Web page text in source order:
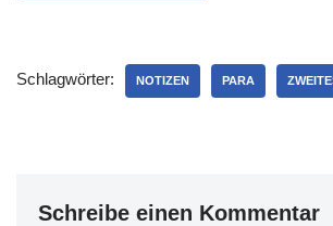
Schlagwörter: NOTIZEN PARA
Schreibe einen Kommentar